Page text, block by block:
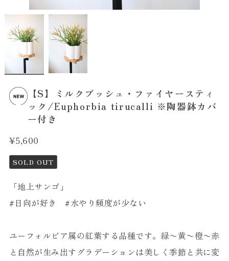
【S】ミルクブッシュ・ファイヤースティ
ック/Euphorbia tirucalli ※陶器鉢カバ
ー付き
¥5,600
SOLD OUT
「地上サンゴ」
#日向が好き #水やり頻度が少ない
ユーフォルビア属の紅葉する品種です。緑〜黄〜橙〜赤
と自然が生み出すグラデーションは美しく季節と共に変